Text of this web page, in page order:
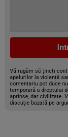
Vă rugăm să țineți
apelurilor la violență
comentariu pot duce
temporară a dreptului
aprinse, dar civilizate.
discuție bazată pe